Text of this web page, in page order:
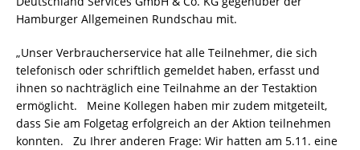
Hamburger Allgemeinen Rundschau mit.
„Unser Verbraucherservice hat alle Teilnehmer, die sich
telefonisch oder schriftlich gemeldet haben, erfasst und
ihnen so nachträglich eine Teilnahme an der Testaktion
ermöglicht. Meine Kollegen haben mir zudem mitgeteilt,
dass Sie am Folgetag erfolgreich an der Aktion teilnehmen
konnten. Zu Ihrer anderen Frage: Wir hatten am 5.11. eine